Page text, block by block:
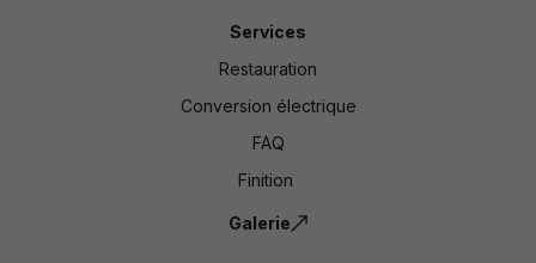
Services
Restauration
Conversion électrique
FAQ
Finition
Galerie